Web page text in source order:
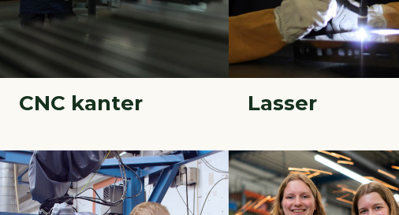
CNC kanter Lasser